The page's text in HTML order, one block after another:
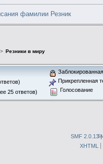
фамилии Резник
Резники в миру
25 ответов)
Прикрепленная
Голосование
SMF 2.0.13|
XHTML